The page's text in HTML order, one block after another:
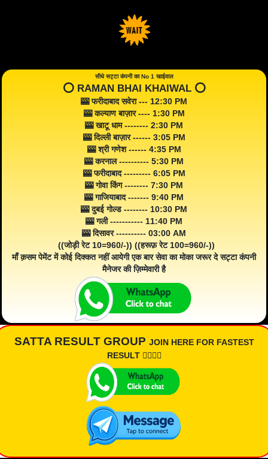
सीधे सट्टा कंपनी का No 1 खाईवाल
⭕️ RAMAN BHAI KHAIWAL ⭕️
🎰 फरीदाबाद सवेरा --- 12:30 PM
🎰 कल्याण बाज़ार ---- 1:30 PM
🎰 खाटू धाम -------- 2:30 PM
🎰 दिल्ली बाज़ार ------ 3:05 PM
🎰 श्री गणेश ------ 4:35 PM
🎰 करनाल ---------- 5:30 PM
🎰 फरीदाबाद --------- 6:05 PM
🎰 गोवा किंग -------- 7:30 PM
🎰 गाजियाबाद ------- 9:40 PM
🎰 दुबई गोल्ड -------- 10:30 PM
🎰 गली ----------- 11:40 PM
🎰 दिसावर ---------- 03:00 AM
((जोड़ी रेट 10=960/-)) ((हरूफ़ रेट 100=960/-))
माँ क़सम पेमेंट में कोई दिक्कत नहीं आयेगी एक बार सेवा का मोका जरूर दे सट्टा कंपनी
मैनेजर की ज़िम्मेवारी है
SATTA RESULT GROUP JOIN HERE FOR FASTEST
RESULT 👇🏾👇🏾